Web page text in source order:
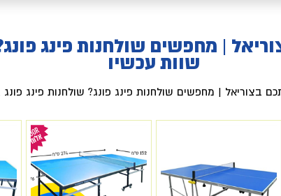
| מחפשים שולחנות פינג
שוות עכשיו
בצוריאל | מחפשים שולחנות פינג פונג? שולחנות פינג